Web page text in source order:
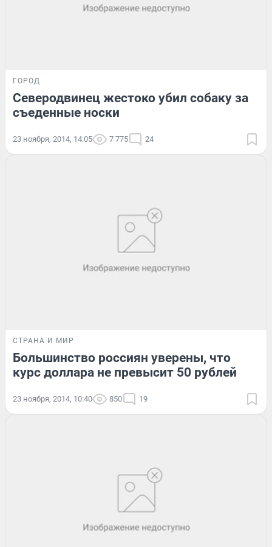
ГОРОД
Северодвинец жестоко убил собаку за
съеденные носки
23 ноября, 2014, 14:05 7 775 24
СТРАНА И МИР
Большинство россиян уверены, что
курс доллара не превысит 50 рублей
23 ноября, 2014, 10:40 850 19